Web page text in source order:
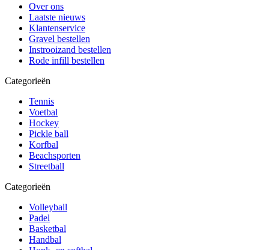
Over ons
Laatste nieuws
Klantenservice
Gravel bestellen
Instrooizand bestellen
Rode infill bestellen
Categorieën
Tennis
Voetbal
Hockey
Pickle ball
Korfbal
Beachsporten
Streetball
Categorieën
Volleyball
Padel
Basketbal
Handbal